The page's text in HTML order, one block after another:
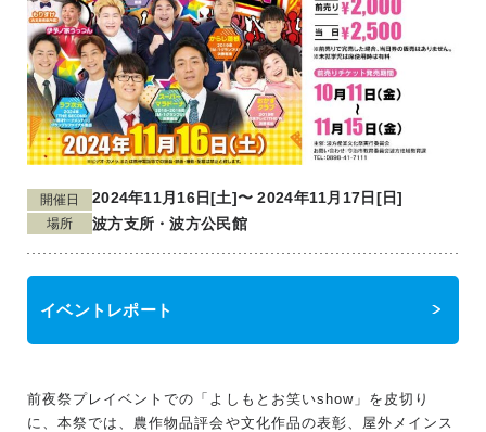
開催日 2024年11月16日[土]〜 2024年11月17日[日]
場所 波方支所・波方公民館
イベントレポート
前夜祭プレイベントでの「よしもとお笑いshow」を皮切り
に、本祭では、農作物品評会や文化作品の表彰、屋外メインス